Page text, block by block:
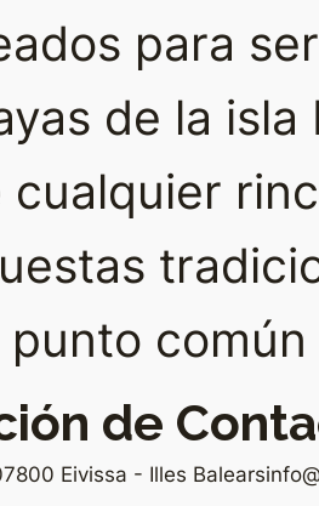
para
de la
cualquier
de
Eivissa - Illes Balears